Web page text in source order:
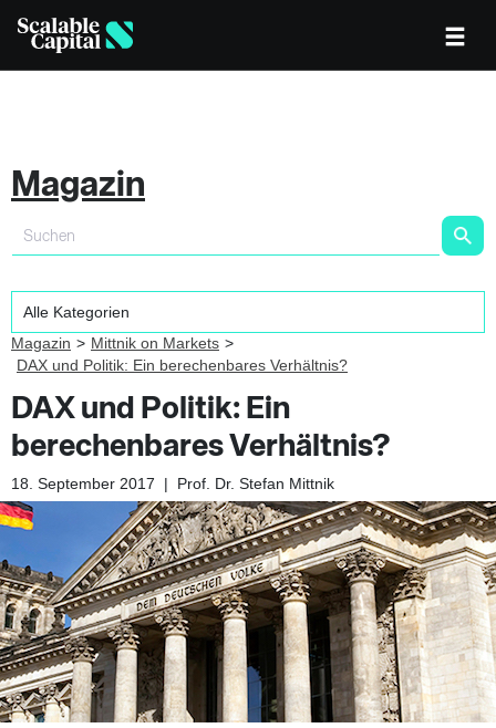
Magazin
Magazin
Mittnik on Markets
DAX und Politik: Ein berechenbares Verhältnis?
DAX und Politik: Ein
berechenbares Verhältnis?
18. September 2017 | Prof. Dr. Stefan Mittnik